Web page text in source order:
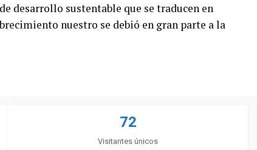
desarrollo sustentable que se traducen en
nuestro se debió en gran parte a la
72
Visitantes únicos